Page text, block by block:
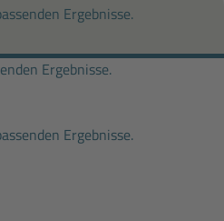
Ergebnisse.
Ergebnisse.
Ergebnisse.